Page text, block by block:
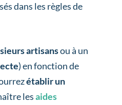
dans les règles de
artisansou à un
) en fonction de
établir un
lesaides